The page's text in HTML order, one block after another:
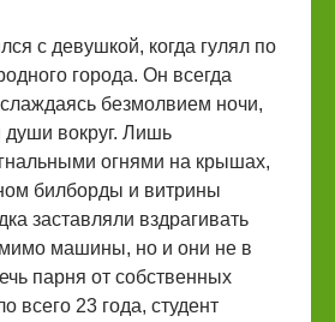
с девушкой, когда гулял по
города. Он всегда
безмолвием ночи,
души вокруг. Лишь
огнями на крышах,
билборды и витрины
заставляли вздрагивать
машины, но и они не в
парня от собственных
всего 23 года, студент